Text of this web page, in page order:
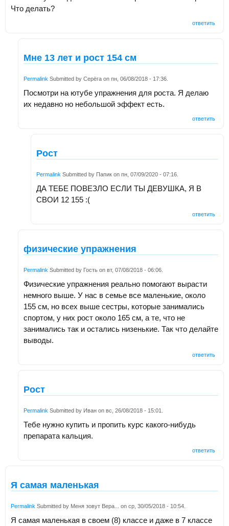
Что делать?
ответить
Мне 13 лет и рост 154 см
Permalink Submitted by Серёга on пн, 06/08/2018 - 17:36
Посмотри на ютубе упражнения для роста. Я делаю
их недавно но небольшой эффект есть.
ответить
Рост
Permalink Submitted by Папик on пн, 07/09/2020 - 07:16
ДА ТЕБЕ ПОВЕЗЛО ЕСЛИ ТЫ ДЕВУШКА, Я В
СВОИ 12 155 :(
ответить
физические упражнения
Permalink Submitted by Гость on вт, 07/08/2018 - 06:06
Физические упражнения реально помогают вырасти
немного выше. У нас в семье все маленькие, около
155 см, но всех выше сестры, которые занимались
спортом, у них рост около 165 см, а те, что не
занимались так и остались низенькие. Так что делайте
выводы.
ответить
Рост
Permalink Submitted by Иван on вс, 26/08/2018 - 15:01
Тебе нужно купить и пропить курс какого-нибудь
препарата кальция.
ответить
Я самая маленькая
Permalink Submitted by Меня зовут Вера... on ср, 30/05/2018 - 10:54
Я самая маленькая в своем (8) классе и даже в 7 классе